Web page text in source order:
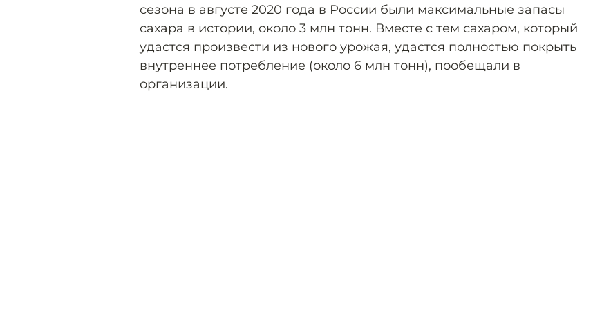
сезона в августе 2020 года в России были максимальные запасы
сахара в истории, около 3 млн тонн. Вместе с тем сахаром, который
удастся произвести из нового урожая, удастся полностью покрыть
внутреннее потребление (около 6 млн тонн), пообещали в
организации.